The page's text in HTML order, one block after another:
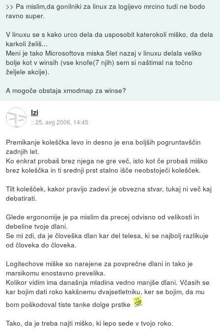
>> Pa mislim,da gonilniki za linux za logijevo mrcino tudi ne bodo
ravno super.
V linuxu se s kako urco dela da usposobit katerokoli miško, da dela
karkoli želiš...
Meni je tako Microsoftova miska 5let nazaj v linuxu delala veliko
bolje kot v winsih (vse knofe(7 njih) sem si naštimal na točno
željele akcije).
A mogoče obstaja xmodmap za winse?
Izi
::25. avg 2006, 14:45
Premikanje koleščka levo in desno je ena boljših pogruntavščin
zadnjih let.
Ko enkrat probaš brez njega ne gre več, isto kot če probaš miško
brez koleščka in ti srednji prst stalno išče neobstoječi kolešček.
Tilt kolešček, kakor pravijo zadevi je obvezna stvar, tukaj ni več kaj
debatirati.
Glede ergonomije je pa mislim da precej odvisno od velikosti in
debeline tvoje dlani.
Se mi zdi, da je človeška dlan kar del telesa, ki se najbolj razlikuje
od človeka do človeka.
Logitechove miške so narejene za povprečne dlani in tako je
marsikomu enostavno prevelika.
Kolikor vidim ima današnja mladina vedno manjše dlani. Včasih se
kar bojim dati roko kakšnemu dvajsetletniku, ker se bojim, da mu
bom poškodoval tiste tanke dolge prstke
Tako, da je treba najti miško, ki lepo sede v tvojo roko.